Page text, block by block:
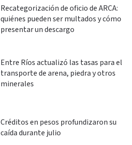
Recategorización de oficio de ARCA:
quiénes pueden ser multados y cómo
presentar un descargo
Entre Ríos actualizó las tasas para el
transporte de arena, piedra y otros
minerales
Créditos en pesos profundizaron su
caída durante julio